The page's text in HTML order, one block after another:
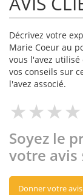
Décrivez votre
Marie Coeur au
vous l'avez
vos conseils sur
l'avez associé.
Soyez le
votre avis
Donner votre avis